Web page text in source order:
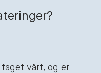
vårt, og er